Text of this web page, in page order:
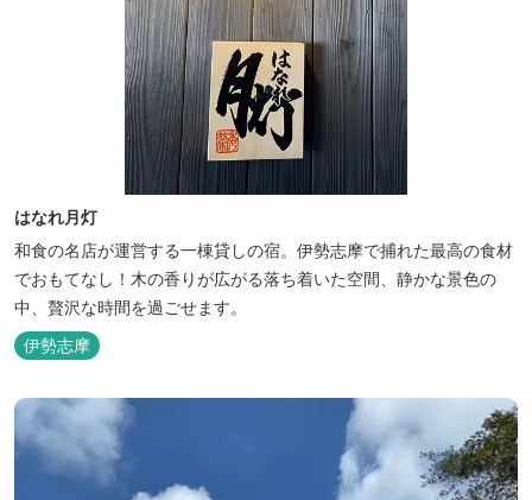
はなれ月灯
和食の名店が運営する一棟貸しの宿。伊勢志摩で捕れた最高の食材
でおもてなし！木の香りが広がる落ち着いた空間、静かな景色の
中、贅沢な時間を過ごせます。
伊勢志摩